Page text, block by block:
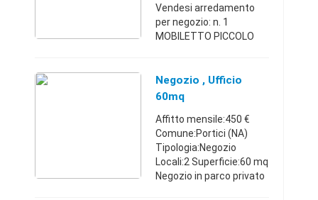
Vendesi arredamento
per negozio: n. 1
MOBILETTO PICCOLO
- 40 profondità); n. 1
ARMADIO GRANDE (cm
altezza - ...
Negozio , Ufficio
60mq
Affitto mensile:450 €
Comune:Portici (NA)
Tipologia:Negozio
Locali:2 Superficie:60 mq
Negozio in parco privato